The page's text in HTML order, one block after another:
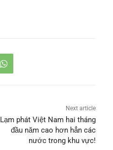
Next article
Lạm phát Việt Nam hai tháng
đầu năm cao hơn hẳn các
nước trong khu vực!